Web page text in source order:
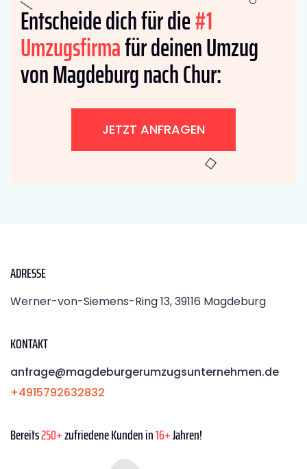
Entscheide dich für die#1
Umzugsfirmafür deinen Umzug
von Magdeburg nach Chur:
JETZT ANFRAGEN
ADRESSE
Werner-von-Siemens-Ring 13, 39116 Magdeburg
KONTAKT
anfrage@magdeburgerumzugsunternehmen.de
+4915792632832
Bereits250+zufriedene Kunden in16+Jahren!